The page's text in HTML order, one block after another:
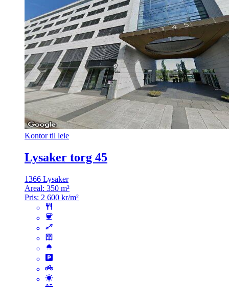
Kontor til leie
Lysaker torg 45
1366 Lysaker
Areal: 350 m²
Pris: 2 600 kr/m²